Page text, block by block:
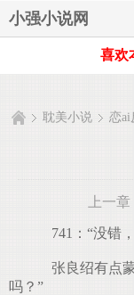
小强小说网
喜欢
耽美小说 恋ai
上一章
741：“没错
张良绍有点
吗？”